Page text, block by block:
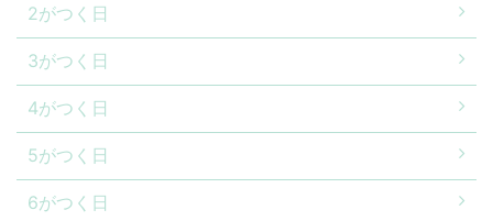
2がつく日
3がつく日
4がつく日
5がつく日
6がつく日